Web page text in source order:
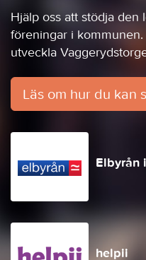
Hjälp oss att stödja den
föreningar i
utveckla
Läs om hur du kan
Elbyrån
helpii